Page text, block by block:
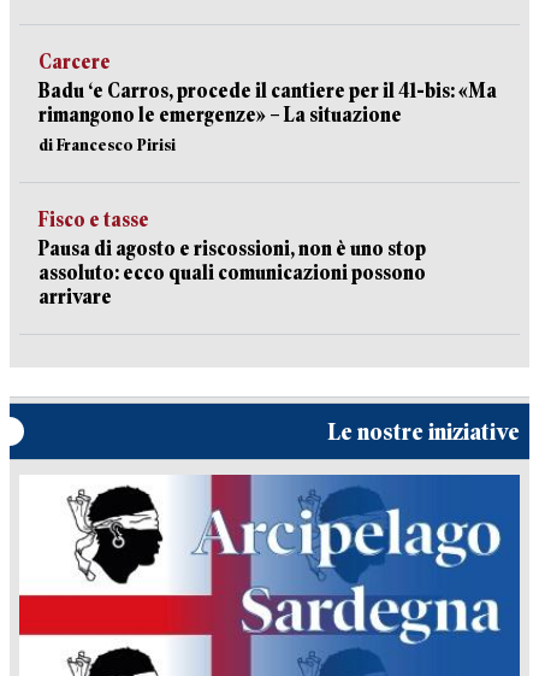
Carcere
Badu ‘e Carros, procede il cantiere per il 41-bis: «Ma
rimangono le emergenze» – La situazione
di Francesco Pirisi
Fisco e tasse
Pausa di agosto e riscossioni, non è uno stop
assoluto: ecco quali comunicazioni possono
arrivare
Le nostre iniziative